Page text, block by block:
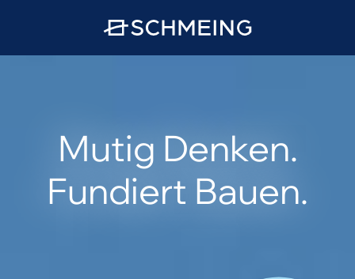
Mutig Denken.
Fundiert Bauen.